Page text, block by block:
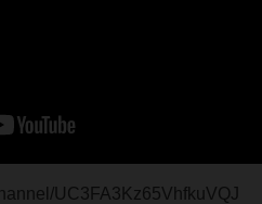
UC3FA3Kz65VhfkuVQJ